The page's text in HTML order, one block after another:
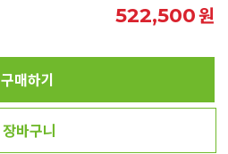
522,500원
구매하기
장바구니